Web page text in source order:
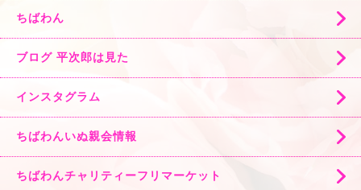
ちばわん
ブログ 平次郎は見た
インスタグラム
ちばわんいぬ親会情報
ちばわんチャリティーフリマーケット